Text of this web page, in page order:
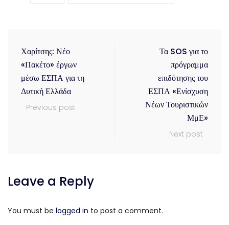
Χαρίτσης: Νέο
«Πακέτο» έργων
μέσω ΕΣΠΑ για τη
Δυτική Ελλάδα
Previous post
Τα SOS για το
πρόγραμμα
επιδότησης του
ΕΣΠΑ «Ενίσχυση
Νέων Τουριστικών
ΜμΕ»
Next post
Leave a Reply
You must be logged in to post a comment.